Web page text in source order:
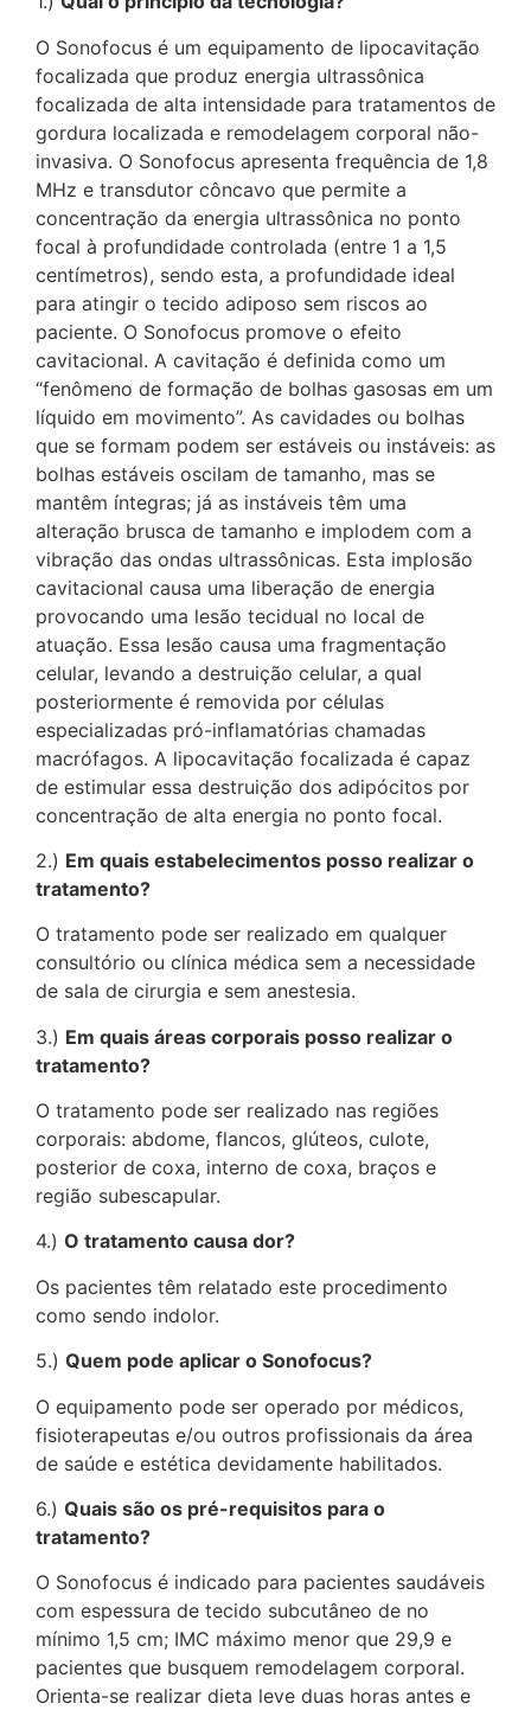
O Sonofocus é um equipamento de lipocavitação
focalizada que produz energia ultrassônica
focalizada de alta intensidade para tratamentos de
gordura localizada e remodelagem corporal não-
invasiva. O Sonofocus apresenta frequência de 1,8
MHz e transdutor côncavo que permite a
concentração da energia ultrassônica no ponto
focal à profundidade controlada (entre 1 a 1,5
centímetros), sendo esta, a profundidade ideal
para atingir o tecido adiposo sem riscos ao
paciente. O Sonofocus promove o efeito
cavitacional. A cavitação é definida como um
“fenômeno de formação de bolhas gasosas em um
líquido em movimento”. As cavidades ou bolhas
que se formam podem ser estáveis ou instáveis: as
bolhas estáveis oscilam de tamanho, mas se
mantêm íntegras; já as instáveis têm uma
alteração brusca de tamanho e implodem com a
vibração das ondas ultrassônicas. Esta implosão
cavitacional causa uma liberação de energia
provocando uma lesão tecidual no local de
atuação. Essa lesão causa uma fragmentação
celular, levando a destruição celular, a qual
posteriormente é removida por células
especializadas pró-inflamatórias chamadas
macrófagos. A lipocavitação focalizada é capaz
de estimular essa destruição dos adipócitos por
concentração de alta energia no ponto focal.
2.) Em quais estabelecimentos posso realizar o
tratamento?
O tratamento pode ser realizado em qualquer
consultório ou clínica médica sem a necessidade
de sala de cirurgia e sem anestesia.
3.) Em quais áreas corporais posso realizar o
tratamento?
O tratamento pode ser realizado nas regiões
corporais: abdome, flancos, glúteos, culote,
posterior de coxa, interno de coxa, braços e
região subescapular.
4.) O tratamento causa dor?
Os pacientes têm relatado este procedimento
como sendo indolor.
5.) Quem pode aplicar o Sonofocus?
O equipamento pode ser operado por médicos,
fisioterapeutas e/ou outros profissionais da área
de saúde e estética devidamente habilitados.
6.) Quais são os pré-requisitos para o
tratamento?
O Sonofocus é indicado para pacientes saudáveis
com espessura de tecido subcutâneo de no
mínimo 1,5 cm; IMC máximo menor que 29,9 e
pacientes que busquem remodelagem corporal.
Orienta-se realizar dieta leve duas horas antes e